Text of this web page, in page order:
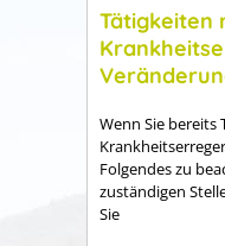
Tätigkeiten
Wenn Sie bereits
Folgendes zu
zuständigen
Sie